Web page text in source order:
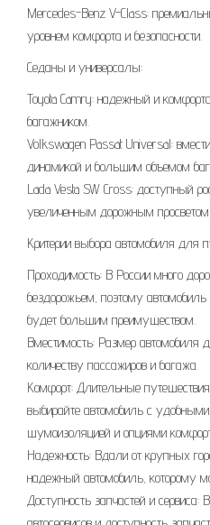
Mercedes-Benz V-Class:
уровнем комфорта и безопасности.
Седаны и универсалы:
Toyota Camry: надежный и
багажником.
Volkswagen Passat Universal:
динамикой и большим объемом
Lada Vesta SW Cross: доступный
увеличенным дорожным
Критерии выбора автомобиля для
Проходимость: В России много
бездорожьем, поэтому
будет большим преимуществом.
Вместимость: Размер автомобиля
количеству пассажиров и багажа.
Комфорт: Длительные
выбирайте автомобиль с
шумоизоляцией и опциями
Надежность: Вдали от крупных
надежный автомобиль, которому
Доступность запчастей и